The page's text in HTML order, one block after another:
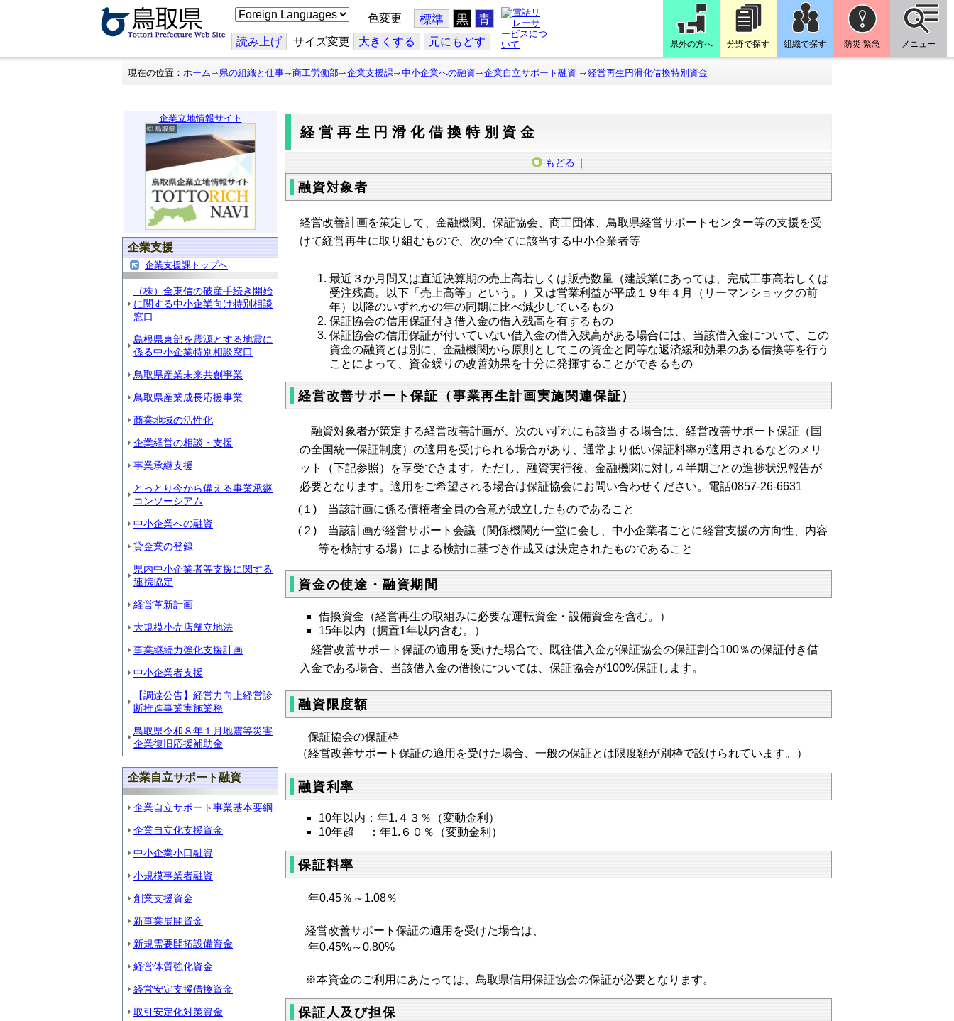
こ
の
ジ
を
翻
色変更 標準 黒 青
読み上げ サイズ変更 大きくする 元にもどす 県外の方へ 分野で探す 組織で探す 防災 緊急 メニュー
現在の位置： ホーム 県の組織と仕事 商工労働部 企業支援課 中小企業への融資 企業自立サポート融資 経営再生円滑化借換特別資金
企業立地情報サイト
企業支援
企業支援課トップへ
（株）全東信の破産手続き開始
に関する中小企業向け特別相談
窓口
島根県東部を震源とする地震に
係る中小企業特別相談窓口
鳥取県産業未来共創事業
鳥取県産業成長応援事業
商業地域の活性化
企業経営の相談・支援
事業承継支援
とっとり今から備える事業承継
コンソーシアム
中小企業への融資
貸金業の登録
県内中小企業者等支援に関する
連携協定
経営革新計画
大規模小売店舗立地法
事業継続力強化支援計画
中小企業者支援
【調達公告】経営力向上経営診
断推進事業実施業務
鳥取県令和８年１月地震等災害
企業復旧応援補助金
企業自立サポート融資
企業自立サポート事業基本要綱
企業自立化支援資金
中小企業小口融資
小規模事業者融資
創業支援資金
新事業展開資金
新規需要開拓設備資金
経営体質強化資金
経営安定支援借換資金
取引安定化対策資金
経営再生円滑化借換特別資金
もどる ｜
融資対象者
経営改善計画を策定して、金融機関、保証協会、商工団体、鳥取県経営サポートセンター等の支援を受
けて経営再生に取り組むもので、次の全てに該当する中小企業者等
最近３か月間又は直近決算期の売上高若しくは販売数量（建設業にあっては、完成工事高若しくは
受注残高。以下「売上高等」という。）又は営業利益が平成１９年４月（リーマンショックの前
年）以降のいずれかの年の同期に比べ減少しているもの
保証協会の信用保証付き借入金の借入残高を有するもの
保証協会の信用保証が付いていない借入金の借入残高がある場合には、当該借入金について、この
資金の融資とは別に、金融機関から原則としてこの資金と同等な返済緩和効果のある借換等を行う
ことによって、資金繰りの改善効果を十分に発揮することができるもの
経営改善サポート保証（事業再生計画実施関連保証）
融資対象者が策定する経営改善計画が、次のいずれにも該当する場合は、経営改善サポート保証（国
の全国統一保証制度）の適用を受けられる場合があり、通常より低い保証料率が適用されるなどのメリ
ット（下記参照）を享受できます。ただし、融資実行後、金融機関に対し４半期ごとの進捗状況報告が
必要となります。適用をご希望される場合は保証協会にお問い合わせください。電話0857-26-6631
(１ )当該計画に係る債権者全員の合意が成立したものであること
(２ )当該計画が経営サポート会議（関係機関が一堂に会し、中小企業者ごとに経営支援の方向性、内容
等を検討する場）による検討に基づき作成又は決定されたものであること
資金の使途・融資期間
借換資金（経営再生の取組みに必要な運転資金・設備資金を含む。）
15年以内（据置1年以内含む。）
経営改善サポート保証の適用を受けた場合で、既往借入金が保証協会の保証割合100％の保証付き借
入金である場合、当該借入金の借換については、保証協会が100%保証します。
融資限度額
保証協会の保証枠
（経営改善サポート保証の適用を受けた場合、一般の保証とは限度額が別枠で設けられています。）
融資利率
10年以内：年1.４３％（変動金利）
10年超 ：年1.６０％（変動金利）
保証料率
年0.45％～1.08％
経営改善サポート保証の適用を受けた場合は、
年0.45%～0.80%
※本資金のご利用にあたっては、鳥取県信用保証協会の保証が必要となります。
保証人及び担保